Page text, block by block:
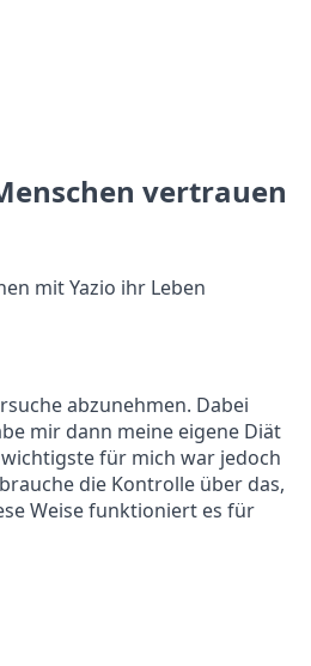
vertrauen
mit Yazio ihr Leben
abzunehmen. Dabei
mir dann meine eigene Diät
für mich war jedoch
die Kontrolle über das,
Weise funktioniert es für